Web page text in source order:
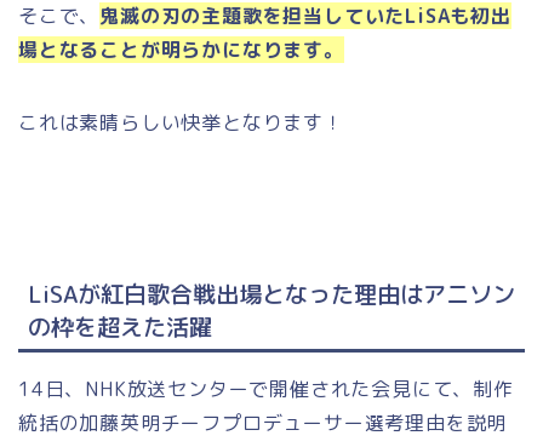
そこで、 鬼滅の刃の主題歌を担当していたLiSAも初出
場となることが明らかになります。
これは素晴らしい快挙となります！
LiSAが紅白歌合戦出場となった理由はアニソン
の枠を超えた活躍
14日、NHK放送センターで開催された会見にて、制作
統括の加藤英明チーフプロデューサー選考理由を説明